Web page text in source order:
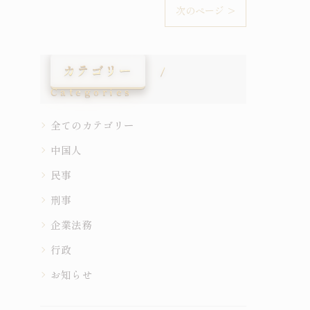
次のページ >
カテゴリー
Categories
全てのカテゴリー
中国人
民事
刑事
企業法務
行政
お知らせ